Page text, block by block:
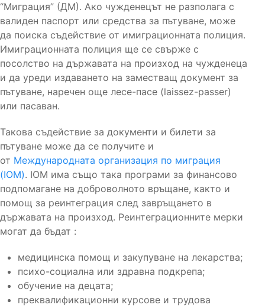
“Миграция” (ДМ). Ако чужденецът не разполага с
валиден паспорт или средства за пътуване, може
да поиска съдействие от имиграционната полиция.
Имиграционната полиция ще се свърже с
посолство на държавата на произход на чужденеца
и да уреди издаването на заместващ документ за
пътуване, наречен още лесе-пасе (laissez-passer)
или пасаван.
Такова съдействие за документи и билети за
пътуване може да се получите и
от Международната организация по миграция
(IOM). IOM има също така програми за финансово
подпомагане на доброволното връщане, както и
помощ за реинтеграция след завръщането в
държавата на произход. Реинтеграционните мерки
могат да бъдат :
медицинска помощ и закупуване на лекарства;
психо-социална или здравна подкрепа;
обучение на децата;
преквалификационни курсове и трудова